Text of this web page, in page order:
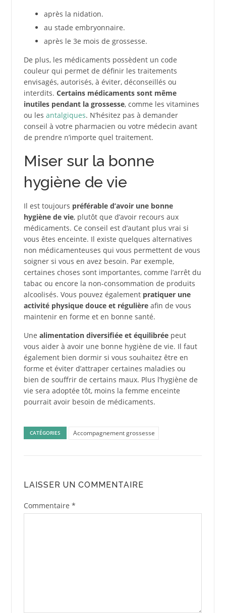
après la nidation.
au stade embryonnaire.
après le 3e mois de grossesse.
De plus, les médicaments possèdent un code
couleur qui permet de définir les traitements
envisagés, autorisés, à éviter, déconseillés ou
interdits. Certains médicaments sont même
inutiles pendant la grossesse, comme les vitamines
ou les antalgiques. N’hésitez pas à demander
conseil à votre pharmacien ou votre médecin avant
de prendre n’importe quel traitement.
Miser sur la bonne
hygiène de vie
Il est toujours préférable d’avoir une bonne
hygiène de vie, plutôt que d’avoir recours aux
médicaments. Ce conseil est d’autant plus vrai si
vous êtes enceinte. Il existe quelques alternatives
non médicamenteuses qui vous permettent de vous
soigner si vous en avez besoin. Par exemple,
certaines choses sont importantes, comme l’arrêt du
tabac ou encore la non-consommation de produits
alcoolisés. Vous pouvez également pratiquer une
activité physique douce et régulièreafin de vous
maintenir en forme et en bonne santé.
Une alimentation diversifiée et équilibréepeut
vous aider à avoir une bonne hygiène de vie. Il faut
également bien dormir si vous souhaitez être en
forme et éviter d’attraper certaines maladies ou
bien de souffrir de certains maux. Plus l’hygiène de
vie sera adoptée tôt, moins la femme enceinte
pourrait avoir besoin de médicaments.
CATÉGORIES Accompagnement grossesse
LAISSER UN COMMENTAIRE
Commentaire *